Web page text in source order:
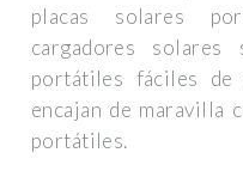
placas solares
cargadores solares
portátiles fáciles
encajan de maravilla
portátiles.